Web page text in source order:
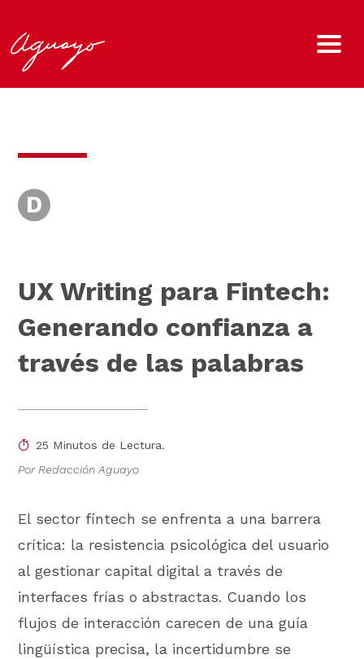
D
UX Writing para Fintech:
Generando confianza a
través de las palabras
25 Minutos de Lectura.
Por Redacción Aguayo
El sector fintech se enfrenta a una barrera
crítica: la resistencia psicológica del usuario
al gestionar capital digital a través de
interfaces frías o abstractas. Cuando los
flujos de interacción carecen de una guía
lingüística precisa, la incertidumbre se